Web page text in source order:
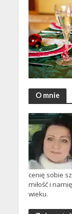
O mnie
cenię sobie
miłość i
wieku.